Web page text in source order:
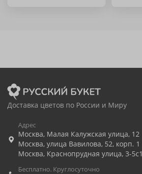
Доставка цветов по России и Миру
Адрес
Москва, Малая Калужская улица, 12
Москва, улица Вавилова, 52, корп. 1
Москва, Краснопрудная улица, 3-5с1
Бесплатно. Круглосуточно